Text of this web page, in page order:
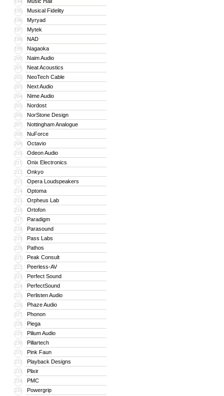
194
195 Musical Fidelity
196 Myryad
197 Mytek
198 NAD
199 Nagaoka
200 Naim Audio
201 Neat Acoustics
202 NeoTech Cable
203 Next Audio
204 Nime Audio
205 Nordost
206 NorStone Design
207 Nottingham Analogue
208 NuForce
209 Octavio
210 Odeon Audio
211 Onix Electronics
212 Onkyo
213 Opera Loudspeakers
214 Optoma
215 Orpheus Lab
216 Ortofon
217 Paradigm
218 Parasound
219 Pass Labs
220 Pathos
221 Peak Consult
222 Peerless-AV
223 Perfect Sound
224 PerfectSound
225 Perlisten Audio
226 Phaze Audio
227 Phonon
228 Piega
229 Pilium Audio
230 Pillartech
231 Pink Faun
232 Playback Designs
233 Plixir
234 PMC
235 Powergrip